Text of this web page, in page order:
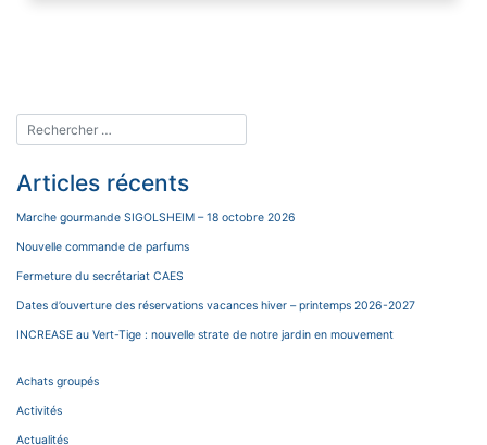
Articles récents
Marche gourmande SIGOLSHEIM – 18 octobre 2026
Nouvelle commande de parfums
Fermeture du secrétariat CAES
Dates d’ouverture des réservations vacances hiver – printemps 2026-2027
INCREASE au Vert-Tige : nouvelle strate de notre jardin en mouvement
Achats groupés
Activités
Actualités